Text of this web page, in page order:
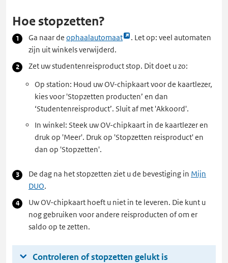
Hoe stopzetten?
Ga naar de ophaalautomaat
Link
opent
externe
in
een
nieuw
tabblad
. Let op: veel automaten
zijn uit winkels verwijderd.
Zet uw studentenreisproduct stop. Dit doet u zo:
Op station: Houd uw OV-chipkaart voor de kaartlezer,
kies voor 'Stopzetten producten’ en dan
‘Studentenreisproduct’. Sluit af met 'Akkoord'.
In winkel: Steek uw OV-chipkaart in de kaartlezer en
druk op 'Meer'. Druk op 'Stopzetten reisproduct' en
dan op 'Stopzetten'.
De dag na het stopzetten ziet u de bevestiging in Mijn
DUO.
Uw OV-chipkaart hoeft u niet in te leveren. Die kunt u
nog gebruiken voor andere reisproducten of om er
saldo op te zetten.
Controleren of stopzetten gelukt is